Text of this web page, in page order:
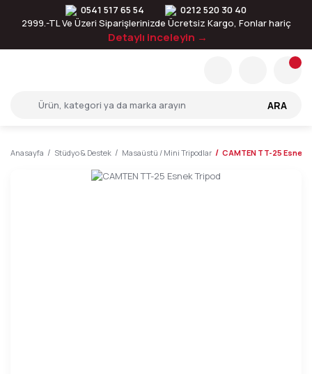
0541 517 65 54
0212 520 30 40
2999.-TL Ve Üzeri Siparişlerinizde Ücretsiz Kargo, Fonlar hariç
Detaylı inceleyin →
ARA
Anasayfa Stüdyo & Destek Masaüstü / Mini Tripodlar CAMTEN TT-25 Esnek